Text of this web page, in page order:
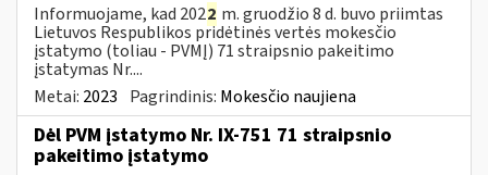
Informuojame, kad 2022 m. gruodžio 8 d. buvo priimtas
Lietuvos Respublikos pridėtinės vertės mokesčio
įstatymo (toliau ­- PVMĮ) 71 straipsnio pakeitimo
įstatymas Nr....
Metai: 2023 Pagrindinis: Mokesčio naujiena
Dėl PVM įstatymo Nr. IX-751 71 straipsnio
pakeitimo įstatymo